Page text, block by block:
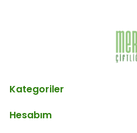
Kategoriler
Hesabım